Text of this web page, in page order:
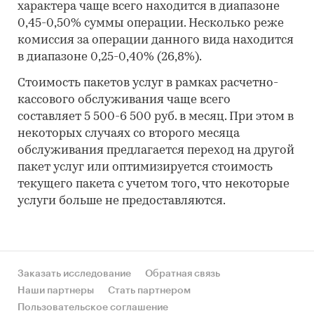
характера чаще всего находится в диапазоне
0,45-0,50% суммы операции. Несколько реже
комиссия за операции данного вида находится
в диапазоне 0,25-0,40% (26,8%).
Стоимость пакетов услуг в рамках расчетно-
кассового обслуживания чаще всего
составляет 5 500-6 500 руб. в месяц. При этом в
некоторых случаях со второго месяца
обслуживания предлагается переход на другой
пакет услуг или оптимизируется стоимость
текущего пакета с учетом того, что некоторые
услуги больше не предоставляются.
Заказать исследование
Обратная связь
Наши партнеры
Стать партнером
Пользовательское соглашение